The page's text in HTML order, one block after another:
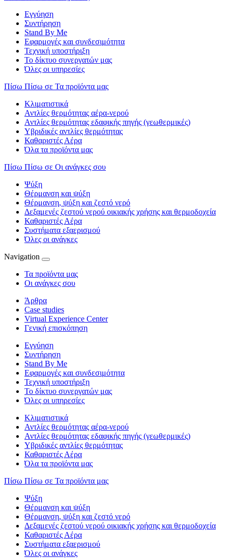
Εγγύηση
Συντήρηση
Stand By Me
Εφαρμογές και συνδεσιμότητα
Τεχνική υποστήριξη
Το δίκτυο συνεργατών μας
Όλες οι υπηρεσίες
Πίσω Πίσω σε Τα προϊόντα μας
Κλιματιστικά
Αντλίες θερμότητας αέρα-νερού
Αντλίες θερμότητας εδαφικής πηγής (γεωθερμικές)
Υβριδικές αντλίες θερμότητας
Καθαριστές Αέρα
Όλα τα προϊόντα μας
Πίσω Πίσω σε Οι ανάγκες σου
Ψύξη
Θέρμανση και ψύξη
Θέρμανση, ψύξη και ζεστό νερό
Δεξαμενές ζεστού νερού οικιακής χρήσης και θερμοδοχεία
Καθαριστές Αέρα
Συστήματα εξαερισμού
Όλες οι ανάγκες
Navigation
Τα προϊόντα μας
Οι ανάγκες σου
Άρθρα
Case studies
Virtual Experience Center
Γενική επισκόπηση
Εγγύηση
Συντήρηση
Stand By Me
Εφαρμογές και συνδεσιμότητα
Τεχνική υποστήριξη
Το δίκτυο συνεργατών μας
Όλες οι υπηρεσίες
Κλιματιστικά
Αντλίες θερμότητας αέρα-νερού
Αντλίες θερμότητας εδαφικής πηγής (γεωθερμικές)
Υβριδικές αντλίες θερμότητας
Καθαριστές Αέρα
Όλα τα προϊόντα μας
Πίσω Πίσω σε Τα προϊόντα μας
Ψύξη
Θέρμανση και ψύξη
Θέρμανση, ψύξη και ζεστό νερό
Δεξαμενές ζεστού νερού οικιακής χρήσης και θερμοδοχεία
Καθαριστές Αέρα
Συστήματα εξαερισμού
Όλες οι ανάγκες